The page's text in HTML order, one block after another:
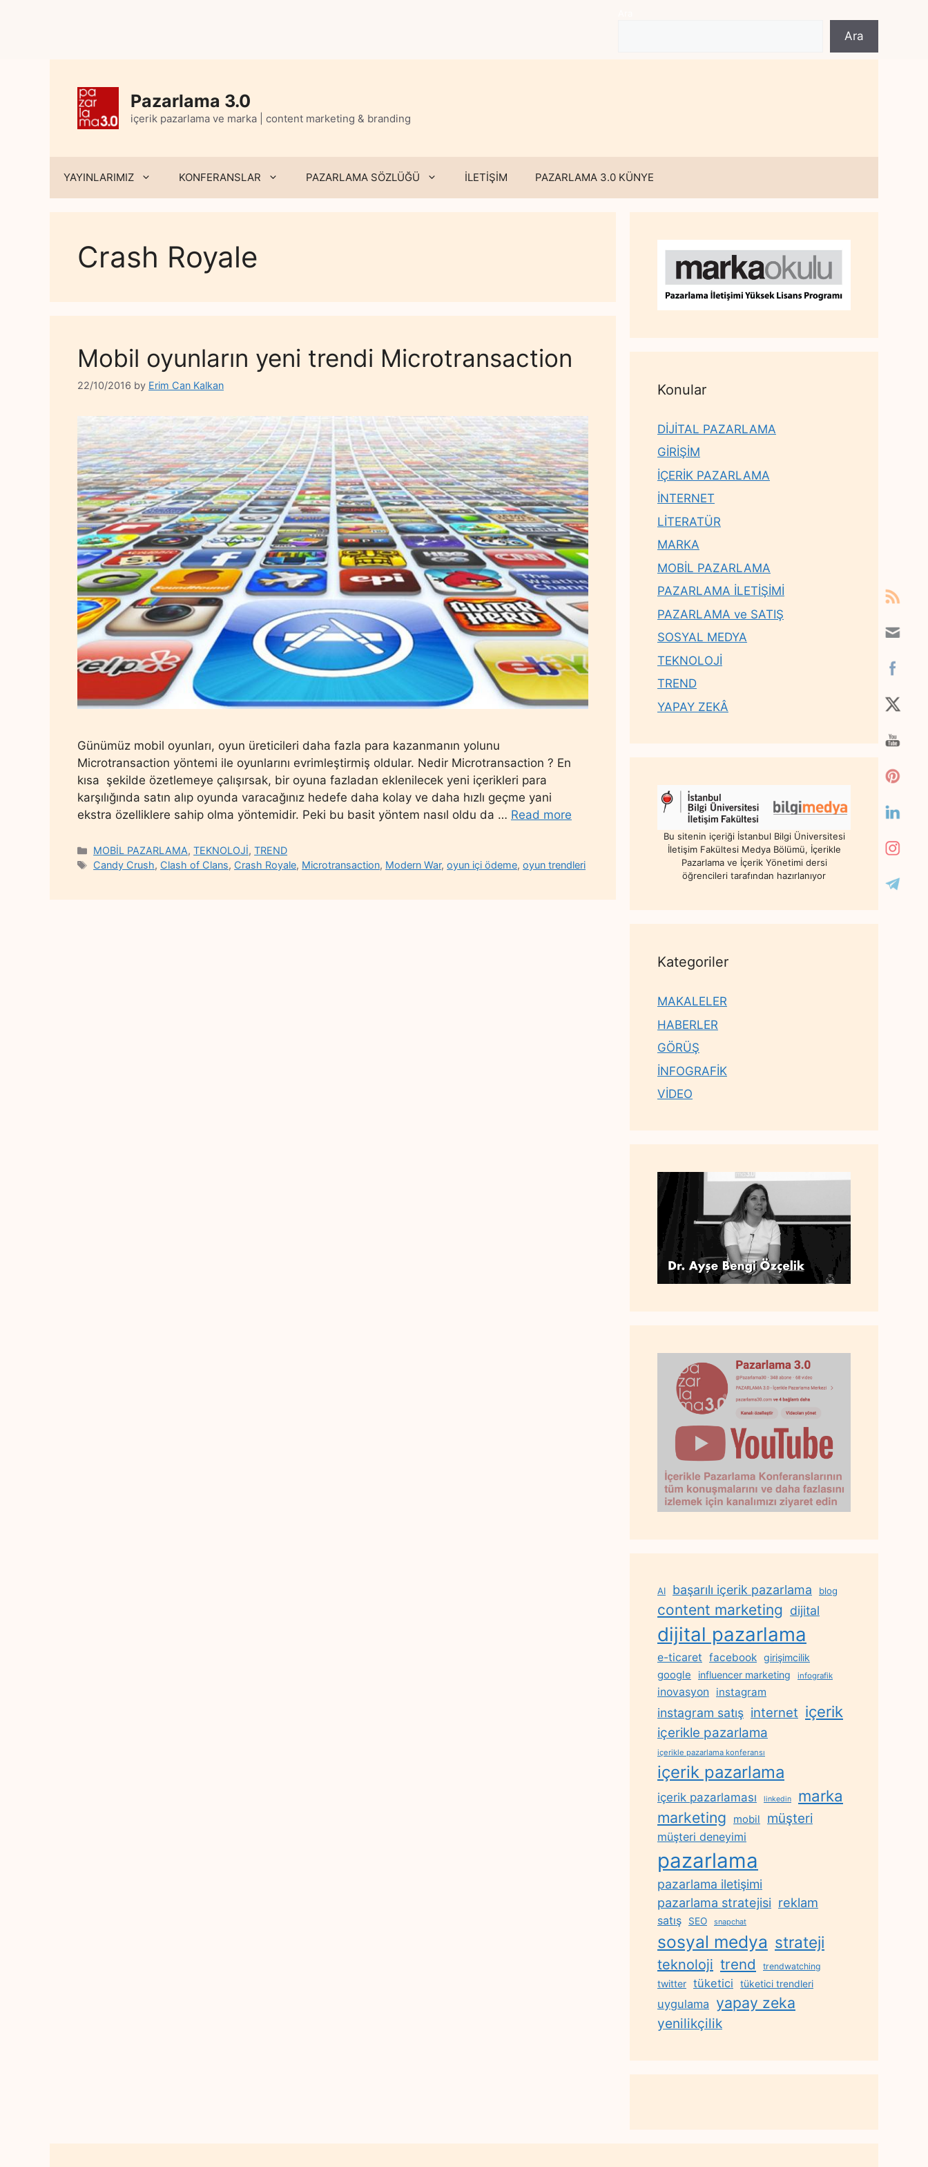
Ara
Pazarlama 3.0
içerik pazarlama ve marka | content marketing & branding
YAYINLARIMIZ KONFERANSLAR PAZARLAMA SÖZLÜĞÜ İLETİŞİM PAZARLAMA 3.0 KÜNYE
Crash Royale
Mobil oyunların yeni trendi Microtransaction
22/10/2016 by Erim Can Kalkan
Günümüz mobil oyunları, oyun üreticileri daha fazla para kazanmanın yolunu
Microtransaction yöntemi ile oyunlarını evrimleştirmiş oldular. Nedir Microtransaction ? En
kısa şekilde özetlemeye çalışırsak, bir oyuna fazladan eklenilecek yeni içerikleri para
karşılığında satın alıp oyunda varacağınız hedefe daha kolay ve daha hızlı geçme yani
ekstra özelliklere sahip olma yöntemidir. Peki bu basit yöntem nasıl oldu da … Read more
Categories
MOBİL PAZARLAMA,TEKNOLOJİ,TREND
Tags
Candy Crush, Clash of Clans, Crash Royale, Microtransaction, Modern War,oyun içi ödeme,oyun trendleri
Konular
DİJİTAL PAZARLAMA
GİRİŞİM
İÇERİK PAZARLAMA
İNTERNET
LİTERATÜR
MARKA
MOBİL PAZARLAMA
PAZARLAMA İLETİŞİMİ
PAZARLAMA ve SATIŞ
SOSYAL MEDYA
TEKNOLOJİ
TREND
YAPAY ZEKÂ
Bu sitenin içeriği İstanbul Bilgi Üniversitesi
İletişim Fakültesi Medya Bölümü, İçerikle
Pazarlama ve İçerik Yönetimi dersi
öğrencileri tarafından hazırlanıyor
Kategoriler
MAKALELER
HABERLER
GÖRÜŞ
İNFOGRAFİK
VİDEO
AI başarılı içerik pazarlama blog
content marketing dijital
dijital pazarlama
e-ticaret facebook girişimcilik
google influencer marketing infografik
inovasyon instagram
instagram satış internet içerik
içerikle pazarlama
içerikle pazarlama konferansı
içerik pazarlama
içerik pazarlaması linkedin marka
marketing mobil müşteri
müşteri deneyimi
pazarlama
pazarlama iletişimi
pazarlama stratejisi reklam
satış SEO snapchat
sosyal medya strateji
teknoloji trend trendwatching
twitter tüketici tüketici trendleri
uygulama yapay zeka
yenilikçilik